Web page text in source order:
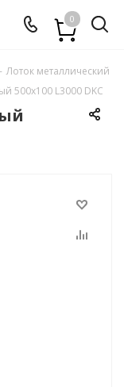
0
- Лоток металлический
500х100 L3000 DKC